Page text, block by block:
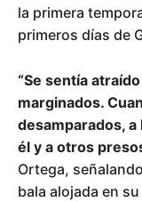
la primera
primeros días de
“Se sentía
marginados.
desamparados,
él y a otros
Ortega,
bala alojada en